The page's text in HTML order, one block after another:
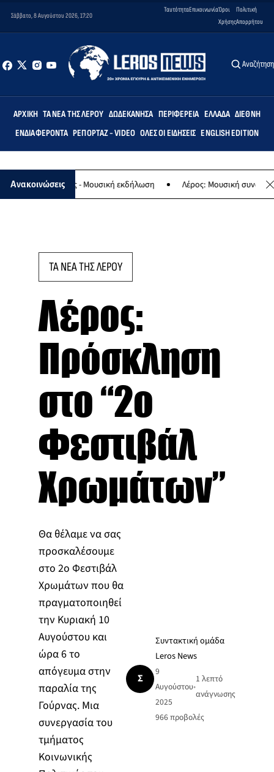
Σάββατο, 8 Αυγούστου 2026, 17:20
ΤαυτότηταΕπικοινωνίαΌροι
Χρήσης
Πολιτική
Απορρήτου
Αναζήτηση
ΑΡΧΙΚΉ ΤΑ ΝΈΑ ΤΗΣ ΛΈΡΟΥ ΔΩΔΕΚΆΝΗΣΑ ΠΕΡΙΦΈΡΕΙΑ ΕΛΛΆΔΑ ΔΙΕΘΝΉ
ΕΝΔΙΑΦΈΡΟΝΤΑ ΡΕΠΟΡΤΆΖ - VIDEO ΌΛΕΣ ΟΙ ΕΙΔΉΣΕΙΣ ENGLISH EDITION
Ανακοινώσεις
Παναγίας - Μουσική εκδήλωση Λέρος: Μουσική συναυλία
ΤΑ ΝΕΑ ΤΗΣ ΛΕΡΟΥ
Λέρος:
Πρόσκληση
στο “2ο
Φεστιβάλ
Χρωμάτων”
Θα θέλαμε να σας
προσκαλέσουμε
στο 2ο Φεστιβάλ
Χρωμάτων που θα
πραγματοποιηθεί
την Κυριακή 10
Αυγούστου και
ώρα 6 το
απόγευμα στην
παραλία της
Γούρνας. Μια
συνεργασία του
τμήματος
Κοινωνικής
Σ
Συντακτική ομάδα
Leros News
9
Αυγούστου
2025
•
1 λεπτό
ανάγνωσης
966προβολές